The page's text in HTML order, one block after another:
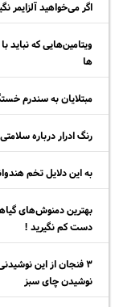
اگر می‌خواهید آلزایمر نگیرید بخوانید|
ویتامین‌هایی که
ها
مبتلایان به سندرم
رنگ ادرار درباره
به این دلایل تخم
بهترین دمنوش‌های
دست کم نگیرید !
۳ فنجان از این
نوشیدن چای سبز